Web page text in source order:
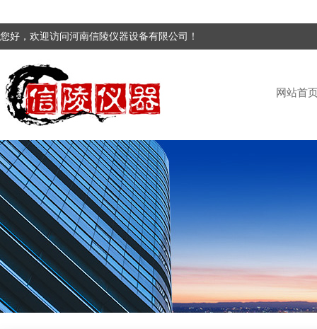
您好，欢迎访问河南信陵仪器设备有限公司！
网站首